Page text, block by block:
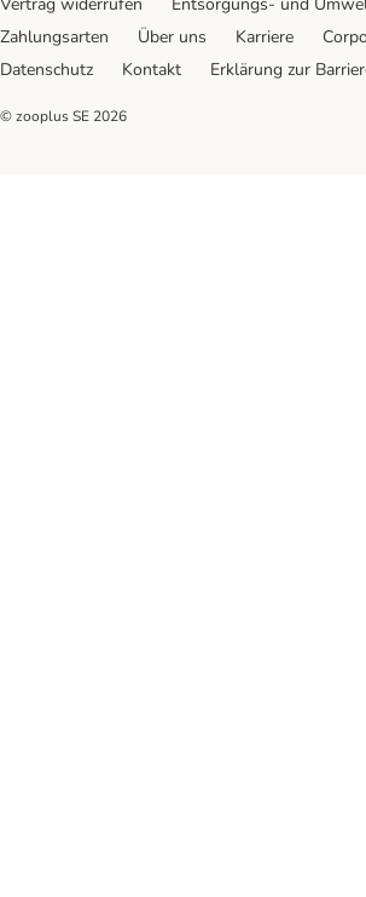
Zahlungsarten
Über uns Karriere
Datenschutz
Kontakt Erklärung zur
© zooplus SE 2026